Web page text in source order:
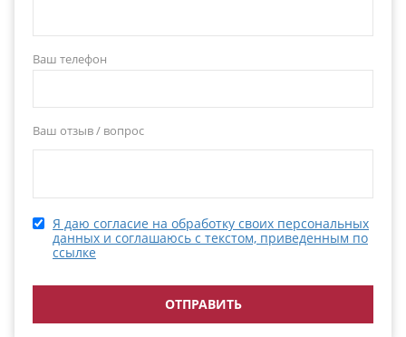
Ваш телефон
Ваш отзыв / вопрос
Я даю согласие на обработку своих персональных
данных и соглашаюсь с текстом, приведенным по
ссылке